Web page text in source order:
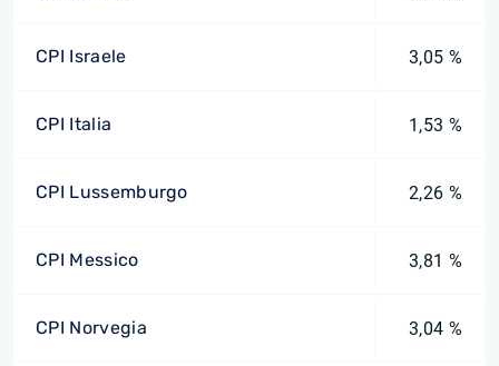
CPI Israele 3,05 %
CPI Italia 1,53 %
CPI Lussemburgo 2,26 %
CPI Messico 3,81 %
CPI Norvegia 3,04 %